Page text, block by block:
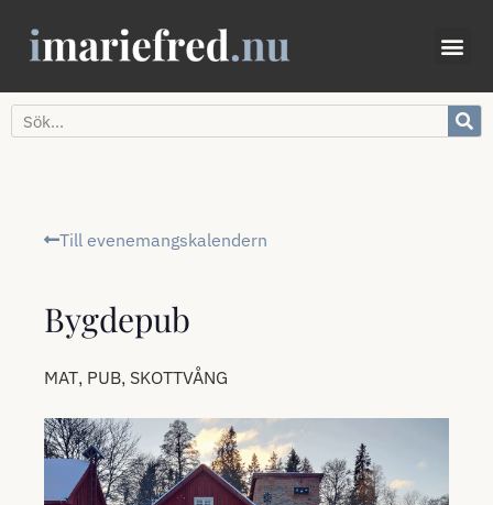
Till evenemangskalendern
Bygdepub
MAT, PUB, SKOTTVÅNG